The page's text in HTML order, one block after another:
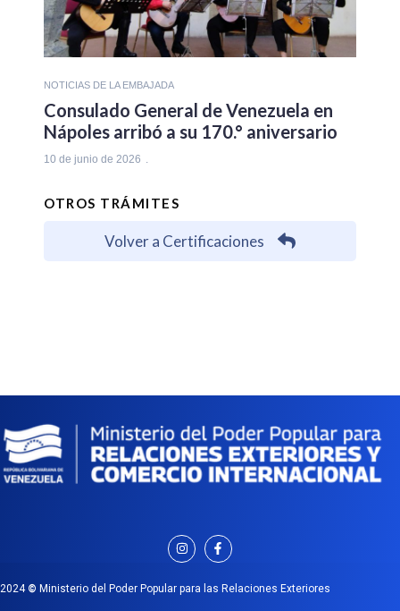
NOTICIAS DE LA EMBAJADA
Consulado General de Venezuela en
Nápoles arribó a su 170.° aniversario
10 de junio de 2026
OTROS TRÁMITES
Volver a Certificaciones
2024 © Ministerio del Poder Popular para las Relaciones Exteriores